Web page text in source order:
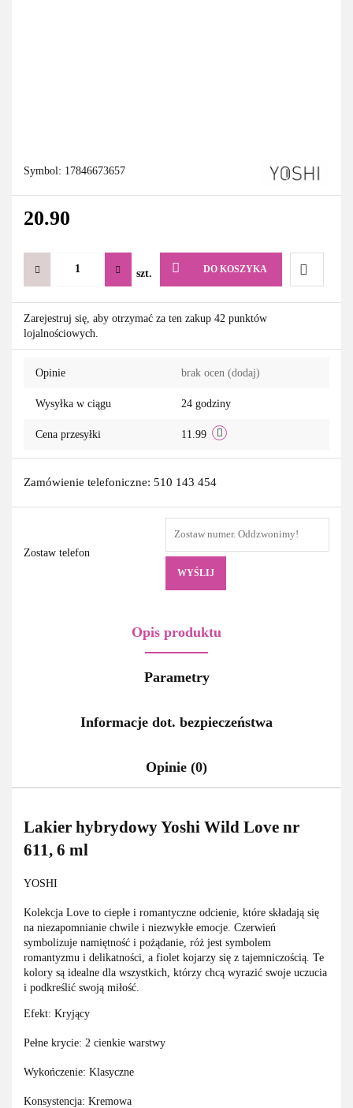
Symbol: 17846673657
20.90
szt. DO KOSZYKA
Do
Zarejestruj się, aby otrzymać za ten zakup 42 punktów
lojalnościowych.
Opinie brak ocen (dodaj)
Wysyłka w ciągu 24 godziny
Cena przesyłki 11.99
Zamówienie telefoniczne: 510 143 454
Zostaw telefon
WYŚLIJ
Opis produktu
Parametry
Informacje dot. bezpieczeństwa
Opinie (0)
Lakier hybrydowy Yoshi Wild Love nr
611, 6 ml
YOSHI
Kolekcja Love to ciepłe i romantyczne odcienie, które składają się
na niezapomnianie chwile i niezwykłe emocje. Czerwień
symbolizuje namiętność i pożądanie, róż jest symbolem
romantyzmu i delikatności, a fiolet kojarzy się z tajemniczością. Te
kolory są idealne dla wszystkich, którzy chcą wyrazić swoje uczucia
i podkreślić swoją miłość.
Efekt: Kryjący
Pełne krycie: 2 cienkie warstwy
Wykończenie: Klasyczne
Konsystencja: Kremowa